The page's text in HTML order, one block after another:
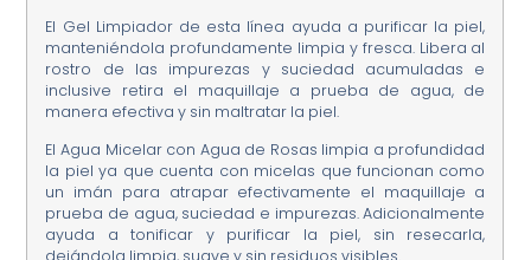
El Gel Limpiador de esta línea ayuda a purificar la piel,
manteniéndola profundamente limpia y fresca. Libera al
rostro de las impurezas y suciedad acumuladas e
inclusive retira el maquillaje a prueba de agua, de
manera efectiva y sin maltratar la piel.
El Agua Micelar con Agua de Rosas limpia a profundidad
la piel ya que cuenta con micelas que funcionan como
un imán para atrapar efectivamente el maquillaje a
prueba de agua, suciedad e impurezas. Adicionalmente
ayuda a tonificar y purificar la piel, sin resecarla,